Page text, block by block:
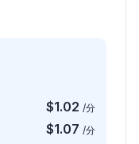
$1.02 /分
$1.07 /分